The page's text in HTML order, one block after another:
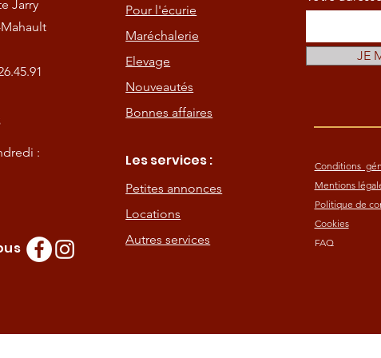
Jarry
:
Pour l'écurie
Maréchalerie
Elevage
Nouveautés
Bonnes affaires
Les services :
Petites annonces
Locations
Autres services
JE
Conditions
Mentions
Politique de
Cookies
FAQ